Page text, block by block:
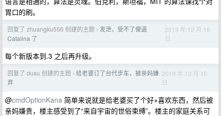
胃口的刷。
回复了 zhuangku556 创建的主题 › 发泄，受不了傻逼
Catalina 了
2019 年 12 月 18
日
每个新版本到.3 之后再升级。
回复了 dusu 创建的主题 › 给老婆订了台代步车，被亲妈嫌
弃
2019 年 12 月 15
日
@cmdOptionKana 简单来说就是给老婆买了个好+喜欢东西，然后被
亲妈嫌贵，楼主感受到了“来自宇宙的世俗束缚”。楼主的家庭关系可